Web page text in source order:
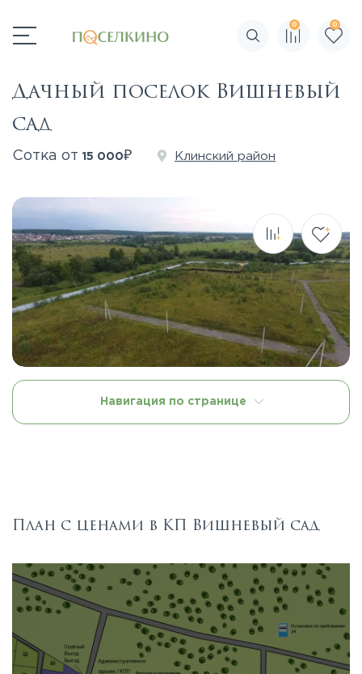
Поиск по сайту
0 0
Дачный поселок Вишневый
сад
Сотка от 15 000₽ Клинский район
Навигация по странице
План с ценами в КП Вишневый сад